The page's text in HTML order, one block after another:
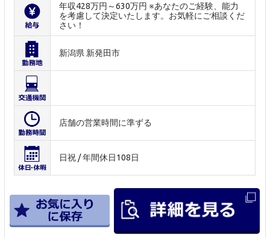
年収428万円～630万円 ※あなたのご経験、能力
を考慮して決定いたします。お気軽にご相談くだ
さい！
新潟県 新発田市
店舗の営業時間に準ずる
日祝 / 年間休日108日